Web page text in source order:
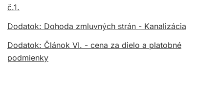
č.1.
Dodatok: Dohoda zmluvných strán - Kanalizácia
Dodatok: Článok VI. - cena za dielo a platobné
podmienky